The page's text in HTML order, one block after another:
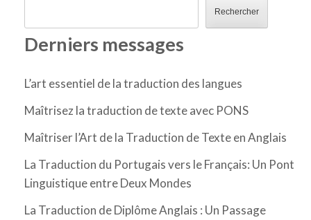
Rechercher
Derniers messages
L’art essentiel de la traduction des langues
Maîtrisez la traduction de texte avec PONS
Maîtriser l’Art de la Traduction de Texte en Anglais
La Traduction du Portugais vers le Français: Un Pont
Linguistique entre Deux Mondes
La Traduction de Diplôme Anglais : Un Passage